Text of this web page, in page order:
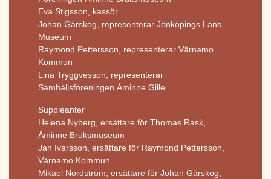
Eva Stigsson, kassör
Johan Gärskog, representerar Jönköpings Läns
Museum
Raymond Pettersson, representerar Värnamo
Kommun
Lina Tryggvesson, representerar
Samhällsföreningen Åminne Gille
Suppleanter
Helena Nyberg, ersättare för Thomas Rask,
Åminne Bruksmuseum
Jan Ivarsson, ersättare för Raymond Pettersson,
Värnamo Kommun
Mikael Nordström, ersättare för Johan Gärskog,